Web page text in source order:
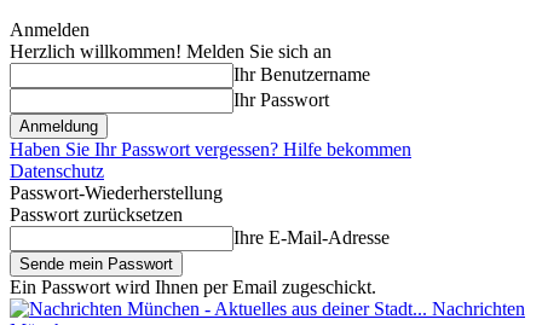
Anmelden
Herzlich willkommen! Melden Sie sich an
Ihr Benutzername
Ihr Passwort
Haben Sie Ihr Passwort vergessen? Hilfe bekommen
Datenschutz
Passwort-Wiederherstellung
Passwort zurücksetzen
Ihre E-Mail-Adresse
Ein Passwort wird Ihnen per Email zugeschickt.
Nachrichten